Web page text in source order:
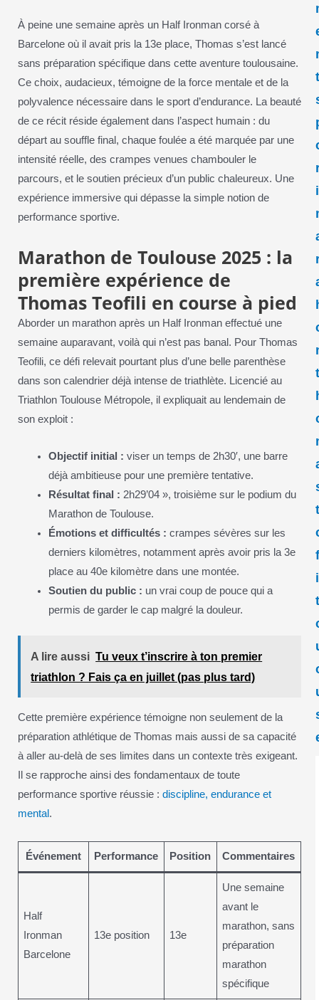
À peine une semaine après un Half Ironman corsé à
Barcelone où il avait pris la 13e place, Thomas s’est lancé
sans préparation spécifique dans cette aventure toulousaine.
Ce choix, audacieux, témoigne de la force mentale et de la
polyvalence nécessaire dans le sport d’endurance. La beauté
de ce récit réside également dans l’aspect humain : du
départ au souffle final, chaque foulée a été marquée par une
intensité réelle, des crampes venues chambouler le
parcours, et le soutien précieux d’un public chaleureux. Une
expérience immersive qui dépasse la simple notion de
performance sportive.
Marathon de Toulouse 2025 : la
première expérience de
Thomas Teofili en course à pied
Aborder un marathon après un Half Ironman effectué une
semaine auparavant, voilà qui n’est pas banal. Pour Thomas
Teofili, ce défi relevait pourtant plus d’une belle parenthèse
dans son calendrier déjà intense de triathlète. Licencié au
Triathlon Toulouse Métropole, il expliquait au lendemain de
son exploit :
Objectif initial : viser un temps de 2h30′, une barre
déjà ambitieuse pour une première tentative.
Résultat final : 2h29’04 », troisième sur le podium du
Marathon de Toulouse.
Émotions et difficultés : crampes sévères sur les
derniers kilomètres, notamment après avoir pris la 3e
place au 40e kilomètre dans une montée.
Soutien du public : un vrai coup de pouce qui a
permis de garder le cap malgré la douleur.
A lire aussi Tu veux t’inscrire à ton premier
triathlon ? Fais ça en juillet (pas plus tard)
Cette première expérience témoigne non seulement de la
préparation athlétique de Thomas mais aussi de sa capacité
à aller au-delà de ses limites dans un contexte très exigeant.
Il se rapproche ainsi des fondamentaux de toute
performance sportive réussie : discipline, endurance et
mental .
Événement Performance Position Commentaires
Half
Ironman
Barcelone
13e position 13e
Une semaine
avant le
marathon, sans
préparation
marathon
spécifique
i